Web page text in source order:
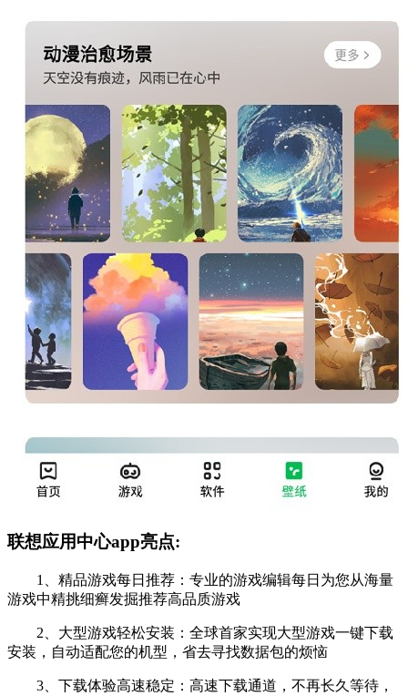
联想应用中心app亮点:
1、精品游戏每日推荐：专业的游戏编辑每日为您从海量
游戏中精挑细癣发掘推荐高品质游戏
2、大型游戏轻松安装：全球首家实现大型游戏一键下载
安装，自动适配您的机型，省去寻找数据包的烦恼
3、下载体验高速稳定：高速下载通道，不再长久等待，